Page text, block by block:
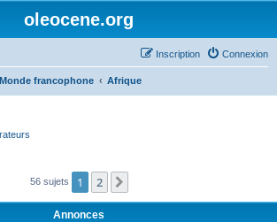
oleocene.org
Connexion
Inscription
Monde francophone Afrique
56 sujets 1 2
Annonces